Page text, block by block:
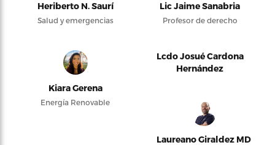
Heriberto N. Saurí
Salud y emergencias
Lic Jaime Sanabria
Profesor de derecho
Kiara Gerena
Energía Renovable
Lcdo Josué Cardona
Hernández
Laureano Giraldez MD